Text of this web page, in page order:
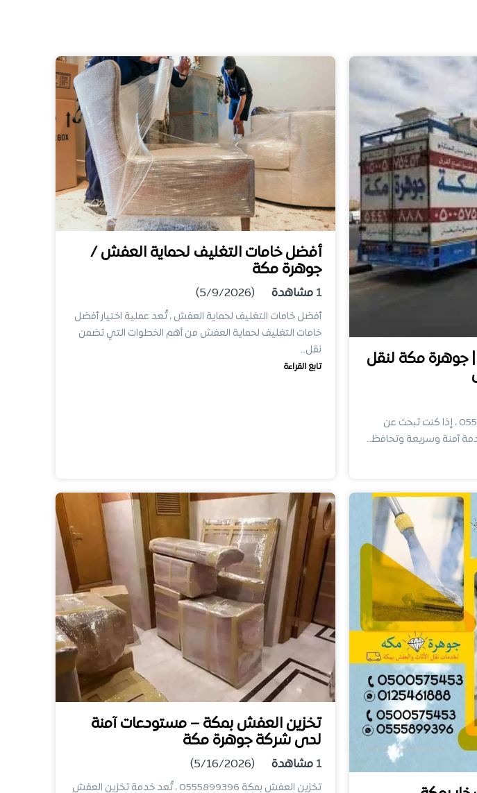
مكة لنقل
شركه نقل عفش بمكة 0555899396 ، إذا كنت تبحث عن
آمنة وسريعة وتحافظ…
أفضل خامات التغليف لحماية العفش /
جوهرة مكة
1 مشاهدة (5/9/2026)
أفضل خامات التغليف لحماية العفش ، تُعد عملية اختيار أفضل
خامات التغليف لحماية العفش من أهم الخطوات التي تضمن
نقل…
تابع القراءة
تخزين العفش بمكة – مستودعات آمنة
لدى شركة جوهرة مكة
1 مشاهدة (5/16/2026)
تخزين العفش بمكة 0555899396 ، تُعد خدمة تخزين العفش